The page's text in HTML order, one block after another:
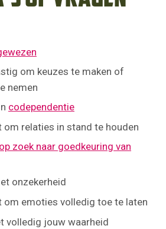
om keuzes te maken of
nemen
codependentie
om relaties in stand te houden
zoek naar goedkeuring van
onzekerheid
om emoties volledig toe te laten
volledig jouw waarheid